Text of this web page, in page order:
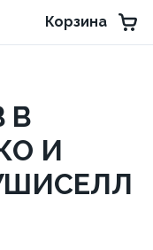
Корзина
В
И